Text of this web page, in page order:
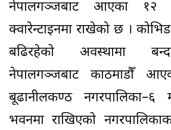
नेपालगञ्जबाट आएका १२
क्वारेन्टाइनमा राखेको छ ।
बढिरहेको अवस्थामा
नेपालगञ्जबाट काठमाडौँ
बूढानीलकण्ठ नगरपालिका–६
भवनमा राखिएको